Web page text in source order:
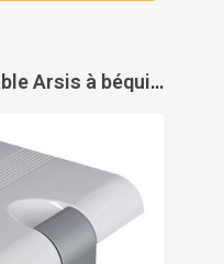
Siège de douche relevable Arsis à béquille automatique - PELLET